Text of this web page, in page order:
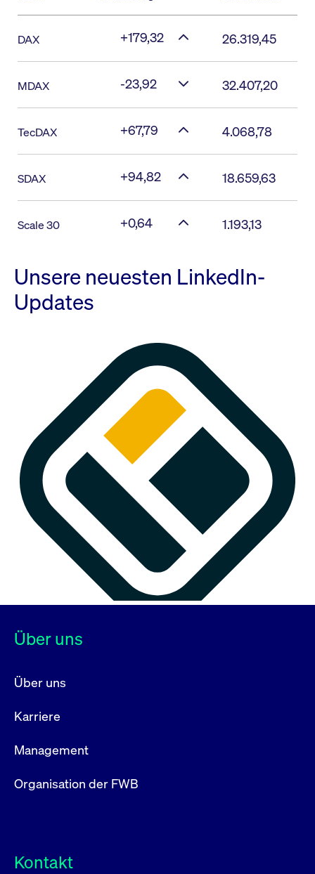
DAX +179,32 26.319,45
MDAX -23,92 32.407,20
TecDAX +67,79 4.068,78
SDAX +94,82 18.659,63
Scale 30 +0,64 1.193,13
Unsere neuesten LinkedIn-
Updates
Über uns
Über uns
Karriere
Management
Organisation der FWB
Kontakt